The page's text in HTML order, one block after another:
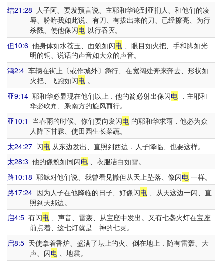
结21:28 人子阿、要发预言说、主耶和华论到亚扪人、和他们的凌
辱、吩咐我如此说、有刀、有拔出来的刀、已经擦亮、为行
杀戮、使他像闪电以行吞灭。
但10:6 他身体如水苍玉、面貌如闪电 、眼目如火把、手和脚如光
明的铜、说话的声音如大众的声音。
鸿2:4 车辆在街上〔或作城外〕急行、在宽阔处奔来奔去、形状如
火把、飞跑如闪电。
亚9:14 耶和华必显现在他们以上．他的箭必射出像闪电 ．主耶和
华必吹角、乘南方的旋风而行。
亚10:1 当春雨的时候、你们要向发闪电 的耶和华求雨．他必为众
人降下甘霖、使田园生长菜蔬。
太24:27 闪电 从东边发出、直照到西边．人子降临、也要这样。
太28:3 他的像貌如同闪电 、衣服洁白如雪。
路10:18 耶稣对他们说、我曾看见撒但从天上坠落、像闪电 一样。
路17:24 因为人子在他降临的日子、好像闪电 、从天这边一闪、直
照到天那边。
启4:5 有闪电 、声音、雷轰、从宝座中发出。又有七盏火灯在宝座
前点着、这七灯就是 神的七灵。
启8:5 天使拿着香炉、盛满了坛上的火、倒在地上．随有雷轰、大
声、闪电、地震。